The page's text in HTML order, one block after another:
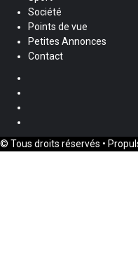
Société
Points de vue
Petites Annonces
Contact
© Tous droits réservés •